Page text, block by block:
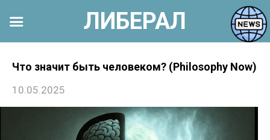
Что значит быть человеком? (Philosophy Now)
10.05.2025
ЛИБЕРАЛ